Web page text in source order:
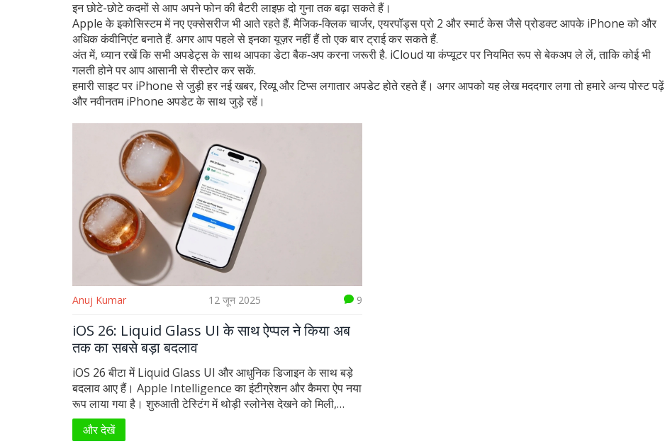
इन छोटे-छोटे कदमों से आप अपने फोन की बैटरी लाइफ़ दो गुना तक बढ़ा सकते हैं।
Apple के इकोसिस्टम में नए एक्सेसरीज भी आते रहते हैं. मैजिक‑क्लिक चार्जर, एयरपॉड्स प्रो 2 और स्मार्ट केस जैसे प्रोडक्ट आपके iPhone को और
अधिक कंवीनिएंट बनाते हैं. अगर आप पहले से इनका यूज़र नहीं हैं तो एक बार ट्राई कर सकते हैं.
अंत में, ध्यान रखें कि सभी अपडेट्स के साथ आपका डेटा बैक‑अप करना जरूरी है. iCloud या कंप्यूटर पर नियमित रूप से बेकअप ले लें, ताकि कोई भी
गलती होने पर आप आसानी से रीस्टोर कर सकें.
हमारी साइट पर iPhone से जुड़ी हर नई खबर, रिव्यू और टिप्स लगातार अपडेट होते रहते हैं। अगर आपको यह लेख मददगार लगा तो हमारे अन्य पोस्ट पढ़ें
और नवीनतम iPhone अपडेट के साथ जुड़े रहें।
Anuj Kumar 12 जून 2025 9
iOS 26: Liquid Glass UI के साथ ऐप्पल ने किया अब
तक का सबसे बड़ा बदलाव
iOS 26 बीटा में Liquid Glass UI और आधुनिक डिजाइन के साथ बड़े
बदलाव आए हैं। Apple Intelligence का इंटीग्रेशन और कैमरा ऐप नया
रूप लाया गया है। शुरुआती टेस्टिंग में थोड़ी स्लोनेस देखने को मिली,
लेकिन यह अपडेट Apple की अब तक की सबसे बड़ा बदलाव है।
और देखें